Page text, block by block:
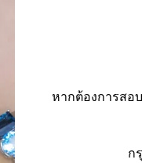
หากต้องการสอ
ก